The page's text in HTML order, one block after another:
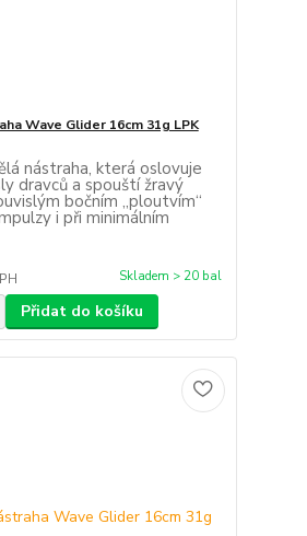
Wave Glider 16cm 31g LPK
nástraha, která oslovuje
dravců a spouští žravý
bočním „ploutvím“
i při minimálním
Skladem > 20 bal
Přidat do košíku